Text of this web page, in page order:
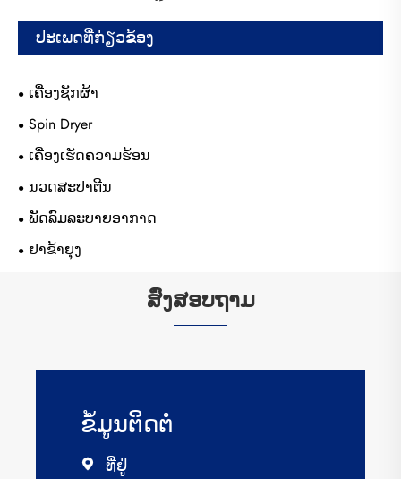
ປະເພດທີ່ກ່ຽວຂ້ອງ
ເຄື່ອງຊັກຜ້າ
Spin Dryer
ເຄື່ອງເຮັດຄວາມຮ້ອນ
ນວດສະປາຕີນ
ພັດລົມລະບາຍອາກາດ
ຢາຂ້າຍຸງ
ສົ່ງສອບຖາມ
ຂໍ້​ມູນ​ຕິດ​ຕໍ່
 ທີ່ຢູ່